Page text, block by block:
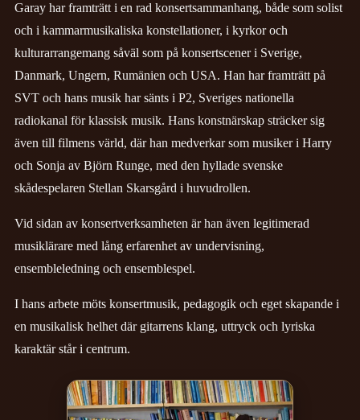
Garay har framträtt i en rad konsertsammanhang, både som solist
och i kammarmusikaliska konstellationer, i kyrkor och
kulturarrangemang såväl som på konsertscener i Sverige,
Danmark, Ungern, Rumänien och USA. Han har framträtt på
SVT och hans musik har sänts i P2, Sveriges nationella
radiokanal för klassisk musik. Hans konstnärskap sträcker sig
även till filmens värld, där han medverkar som musiker i Harry
och Sonja av Björn Runge, med den hyllade svenske
skådespelaren Stellan Skarsgård i huvudrollen.
Vid sidan av konsertverksamheten är han även legitimerad
musiklärare med lång erfarenhet av undervisning,
ensembleledning och ensemblespel.
I hans arbete möts konsertmusik, pedagogik och eget skapande i
en musikalisk helhet där gitarrens klang, uttryck och lyriska
karaktär står i centrum.